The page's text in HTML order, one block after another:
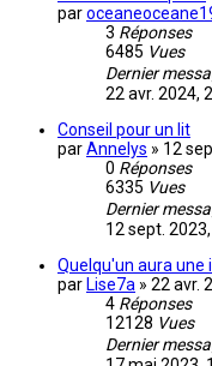
par
3 Réponses
6485 Vues
Dernier
22 avr. 2024,
Conseil pour un lit
parAnnelys » 12
0 Réponses
6335 Vues
Dernier
12 sept.
Quelqu'un aura une
par Lise7a » 22 avr.
4 Réponses
12128 Vues
Dernier